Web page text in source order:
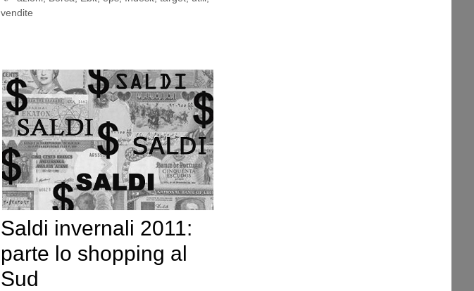
vendite
Saldi invernali 2011:
parte lo shopping al
Sud